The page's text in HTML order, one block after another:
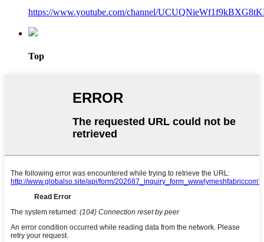
https://www.youtube.com/channel/
Top